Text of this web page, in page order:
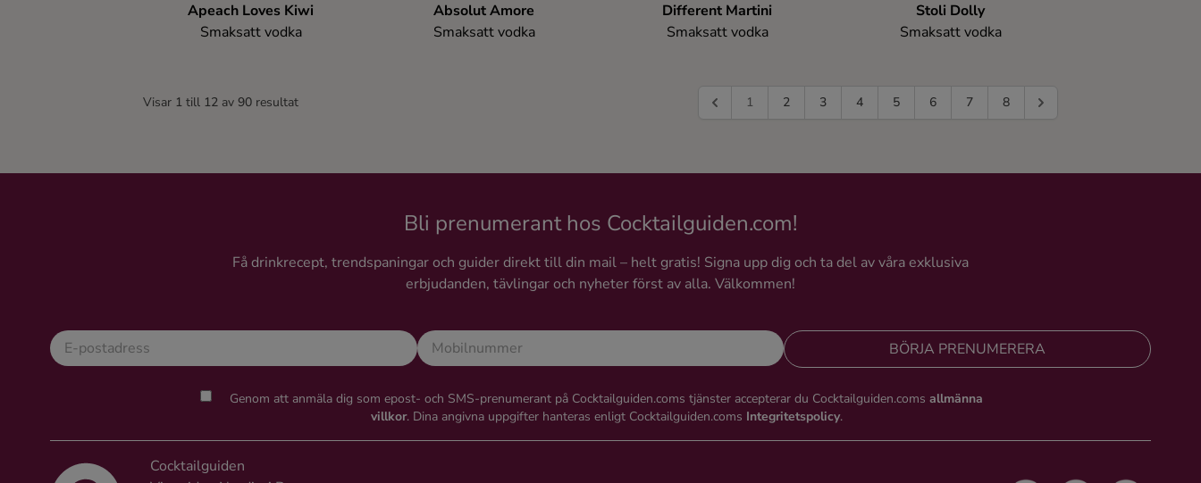
Apeach Loves Kiwi
Smaksatt vodka
Absolut Amore
Smaksatt vodka
Different Martini
Smaksatt vodka
Stoli Dolly
Smaksatt vodka
Visar 1 till 12 av 90 resultat 1 2 3 4 5 6 7 8
Bli prenumerant hos Cocktailguiden.com!
Få drinkrecept, trendspaningar och guider direkt till din mail – helt gratis! Signa upp dig och ta del av våra exklusiva
erbjudanden, tävlingar och nyheter först av alla. Välkommen!
BÖRJA PRENUMERERA
Genom att anmäla dig som epost- och SMS-prenumerant på Cocktailguiden.coms tjänster accepterar du Cocktailguiden.coms allmänna
villkor. Dina angivna uppgifter hanteras enligt Cocktailguiden.coms Integritetspolicy.
Cocktailguiden